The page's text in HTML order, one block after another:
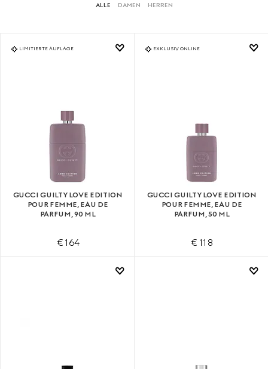
ALLE DAMEN HERREN
LIMITIERTE AUFLAGE
GUCCI GUILTY LOVE EDITION
POUR FEMME, EAU DE
PARFUM, 90 ML
€ 164
EXKLUSIV ONLINE
GUCCI GUILTY LOVE EDITION
POUR FEMME, EAU DE
PARFUM, 50 ML
€ 118